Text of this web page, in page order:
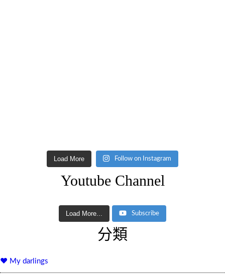
Load More Follow on Instagram
Youtube Channel
Load More... Subscribe
分類
♥ My darlings